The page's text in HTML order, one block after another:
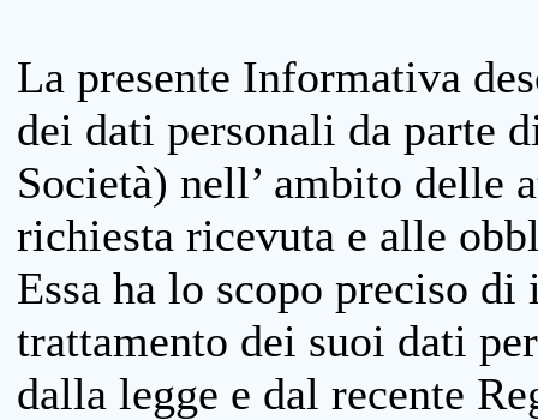
La presente Informativa
dei dati personali da parte
Società) nell’ ambito delle
richiesta ricevuta e alle
Essa ha lo scopo preciso
trattamento dei suoi dati
dalla legge e dal recente